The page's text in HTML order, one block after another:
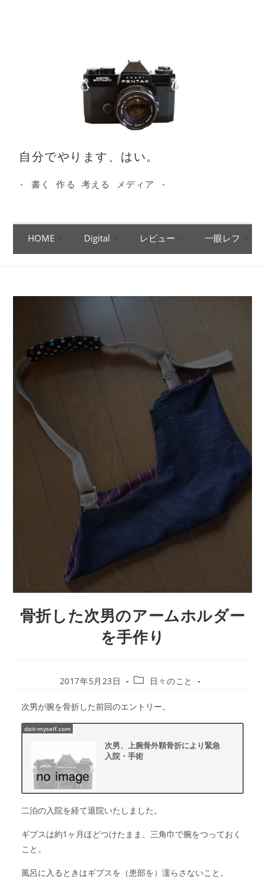
自分でやります、はい。
- 書く 作る 考える メディア -
HOME Digital レビュー 一眼レフ
骨折した次男のアームホルダー
を手作り
投
公
開
日:
2017年5月23日
投
カ
テ
ゴ
ー:
日々のこと
次男が腕を骨折した前回のエントリー。
次男、上腕骨外顆骨折により緊急
入院・手術
二泊の入院を経て退院いたしました。
ギプスは約1ヶ月ほどつけたまま、三角巾で腕をつっておく
こと。
風呂に入るときはギプスを（患部を）濡らさないこと。